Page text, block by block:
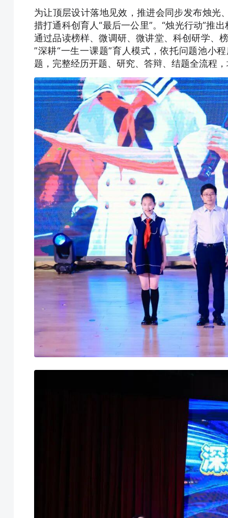
为让顶层设计落地见效，推进会同步发布烛光
措打通科创育人“最后一公里”。“烛光行动”推
通过品读榜样、微调研、微讲堂、科创研学、
”深耕“一生一课题”育人模式，依托问题池小
题，完整经历开题、研究、答辩、结题全流程